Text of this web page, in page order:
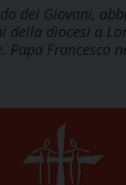
dei Giovani,
diocesi a
Francesco